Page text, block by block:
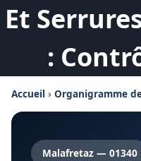
Et
:
Accueil › Organigramme
Malafretaz — 01340